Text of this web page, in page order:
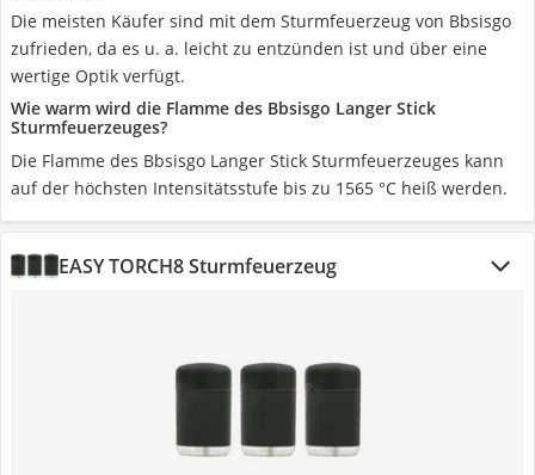
Die meisten Käufer sind mit dem Sturmfeuerzeug von Bbsisgo
zufrieden, da es u. a. leicht zu entzünden ist und über eine
wertige Optik verfügt.
Wie warm wird die Flamme des Bbsisgo Langer Stick
Sturmfeuerzeuges?
Die Flamme des Bbsisgo Langer Stick Sturmfeuerzeuges kann
auf der höchsten Intensitätsstufe bis zu 1565 °C heiß werden.
EASY TORCH8 Sturmfeuerzeug